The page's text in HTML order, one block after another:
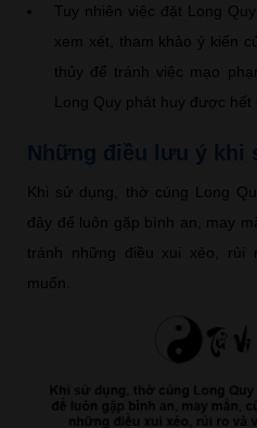
Tuy nhiên việc đặt Long
xem xét, tham khảo ý kiến
thủy để tránh việc mạo
Long Quy phát huy được hết
Những điều lưu ý khi
Khi sử dụng, thờ cúng Long
đây để luôn gặp bình an, may
tránh những điều xui xẻo, rủi
muốn.